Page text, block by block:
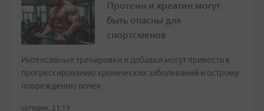
Протеин и креатин могут
быть опасны для
спортсменов
Интенсивные тренировки и добавки могут привести к
прогрессированию хронических заболеваний и острому
повреждению почек
сегодня, 21:19